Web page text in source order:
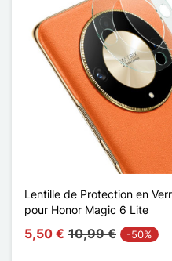
Lentille de Protection en
pour Honor Magic 6 Lite
5,50 € 10,99 € -50%